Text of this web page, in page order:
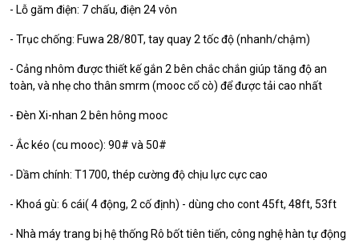
- Lỗ găm điện: 7 chấu, điện 24 vôn
- Trục chống: Fuwa 28/80T, tay quay 2 tốc độ (nhanh/chậm)
- Cảng nhôm được thiết kế gắn 2 bên chắc chắn giúp tăng độ an
toàn, và nhẹ cho thân smrm (mooc cổ cò) để được tải cao nhất
- Đèn Xi-nhan 2 bên hông mooc
- Ắc kéo (cu mooc): 90# và 50#
- Dầm chính: T1700, thép cường độ chịu lực cực cao
- Khoá gù: 6 cái( 4 động, 2 cố định) - dùng cho cont 45ft, 48ft, 53ft
- Nhà máy trang bị hệ thống Rô bốt tiên tiến, công nghệ hàn tự động